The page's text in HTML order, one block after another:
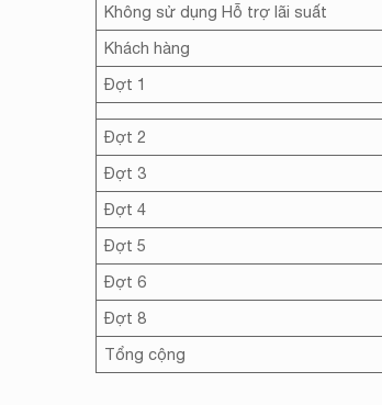
Không sử dụng Hỗ trợ lãi suất
Khách hàng
Đợt 1
Đợt 2
Đợt 3
Đợt 4
Đợt 5
Đợt 6
Đợt 8
Tổng cộng